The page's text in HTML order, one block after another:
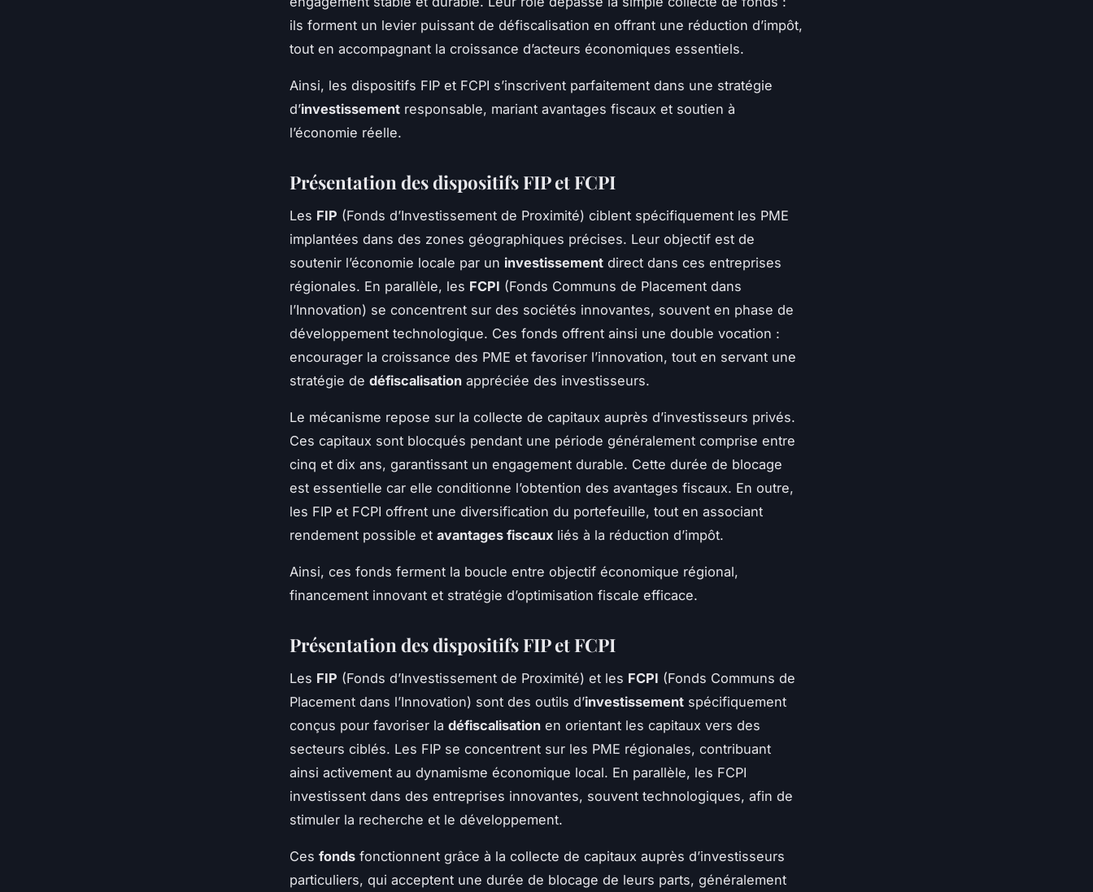
ils forment un levier puissant de défiscalisation en offrant une réduction d’impôt,
tout en accompagnant la croissance d’acteurs économiques essentiels.
Ainsi, les dispositifs FIP et FCPI s’inscrivent parfaitement dans une stratégie
d’investissement responsable, mariant avantages fiscaux et soutien à
l’économie réelle.
Présentation des dispositifs FIP et FCPI
Les FIP (Fonds d’Investissement de Proximité) ciblent spécifiquement les PME
implantées dans des zones géographiques précises. Leur objectif est de
soutenir l’économie locale par un investissement direct dans ces entreprises
régionales. En parallèle, les FCPI (Fonds Communs de Placement dans
l’Innovation) se concentrent sur des sociétés innovantes, souvent en phase de
développement technologique. Ces fonds offrent ainsi une double vocation :
encourager la croissance des PME et favoriser l’innovation, tout en servant une
stratégie de défiscalisation appréciée des investisseurs.
Le mécanisme repose sur la collecte de capitaux auprès d’investisseurs privés.
Ces capitaux sont blocqués pendant une période généralement comprise entre
cinq et dix ans, garantissant un engagement durable. Cette durée de blocage
est essentielle car elle conditionne l’obtention des avantages fiscaux. En outre,
les FIP et FCPI offrent une diversification du portefeuille, tout en associant
rendement possible et avantages fiscaux liés à la réduction d’impôt.
Ainsi, ces fonds ferment la boucle entre objectif économique régional,
financement innovant et stratégie d’optimisation fiscale efficace.
Présentation des dispositifs FIP et FCPI
Les FIP (Fonds d’Investissement de Proximité) et les FCPI (Fonds Communs de
Placement dans l’Innovation) sont des outils d’investissement spécifiquement
conçus pour favoriser la défiscalisation en orientant les capitaux vers des
secteurs ciblés. Les FIP se concentrent sur les PME régionales, contribuant
ainsi activement au dynamisme économique local. En parallèle, les FCPI
investissent dans des entreprises innovantes, souvent technologiques, afin de
stimuler la recherche et le développement.
Ces fonds fonctionnent grâce à la collecte de capitaux auprès d’investisseurs
particuliers, qui acceptent une durée de blocage de leurs parts, généralement